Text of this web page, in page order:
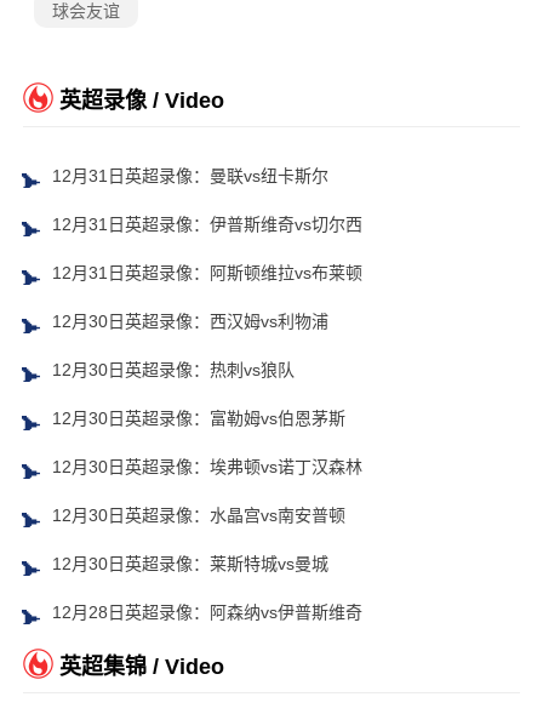
球会友谊
英超录像 / Video
12月31日英超录像：曼联vs纽卡斯尔
12月31日英超录像：伊普斯维奇vs切尔西
12月31日英超录像：阿斯顿维拉vs布莱顿
12月30日英超录像：西汉姆vs利物浦
12月30日英超录像：热刺vs狼队
12月30日英超录像：富勒姆vs伯恩茅斯
12月30日英超录像：埃弗顿vs诺丁汉森林
12月30日英超录像：水晶宫vs南安普顿
12月30日英超录像：莱斯特城vs曼城
12月28日英超录像：阿森纳vs伊普斯维奇
英超集锦 / Video